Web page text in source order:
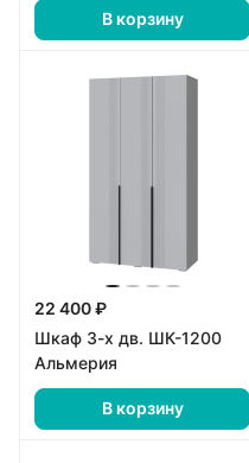
В корзину
22 400 ₽
Шкаф 3-х дв. ШК-1200
Альмерия
В корзину